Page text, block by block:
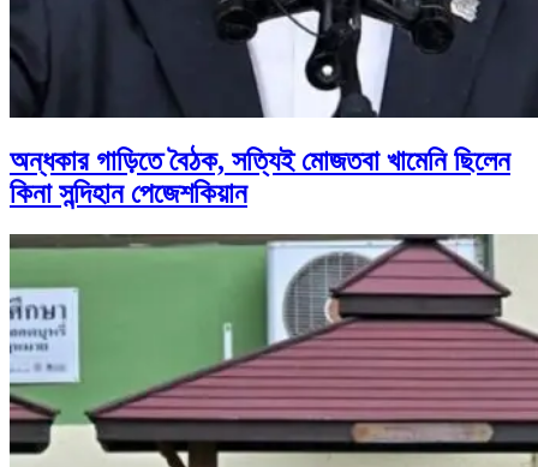
অন্ধকার গাড়িতে বৈঠক, সত্যিই মোজতবা খামেনি ছিলেন
কিনা সন্দিহান পেজেশকিয়ান